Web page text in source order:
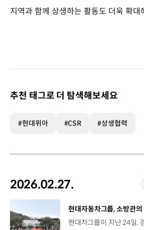
지역과 함께 상생하는 활동도 더욱 확대
추천 태그로 더 탐색해보세요
#현대위아 #CSR #상생협력
2026.02.27.
[동영상]